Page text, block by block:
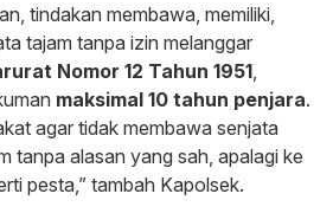
tindakan membawa, memiliki,
tajam tanpa izin melanggar
Nomor 12 Tahun 1951
maksimal 10 tahun penjara.
agar tidak membawa senjata
tanpa alasan yang sah, apalagi ke
pesta,” tambah Kapolsek.